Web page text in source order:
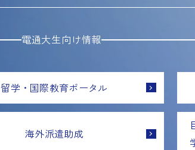
電通大生向け情報
留学・国際教育ポータル
海外派遣助成